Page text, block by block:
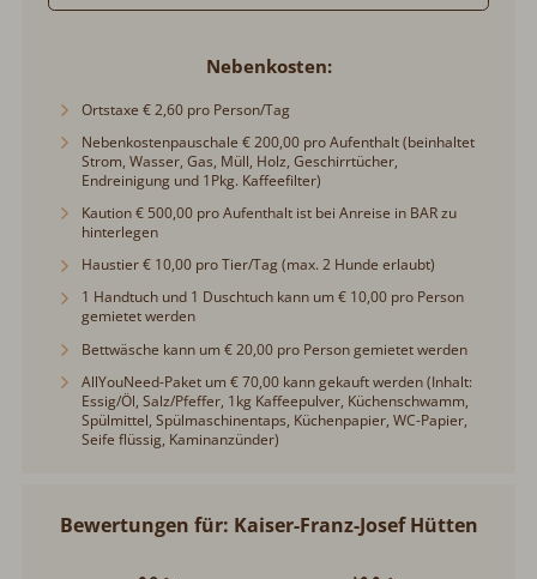
Nebenkosten
Ortstaxe € 2,60 pro Person/Tag
Nebenkostenpauschale € 200,00 pro Aufenthalt (beinhaltet
Strom, Wasser, Gas, Müll, Holz, Geschirrtücher,
Endreinigung und 1Pkg. Kaffeefilter)
Kaution € 500,00 pro Aufenthalt ist bei Anreise in BAR zu
hinterlegen
Haustier € 10,00 pro Tier/Tag (max. 2 Hunde erlaubt)
1 Handtuch und 1 Duschtuch kann um € 10,00 pro Person
gemietet werden
Bettwäsche kann um € 20,00 pro Person gemietet werden
AllYouNeed-Paket um € 70,00 kann gekauft werden (Inhalt:
Essig/Öl, Salz/Pfeffer, 1kg Kaffeepulver, Küchenschwamm,
Spülmittel, Spülmaschinentaps, Küchenpapier, WC-Papier,
Seife flüssig, Kaminanzünder)
Bewertungen für: Kaiser-Franz-Josef Hütten